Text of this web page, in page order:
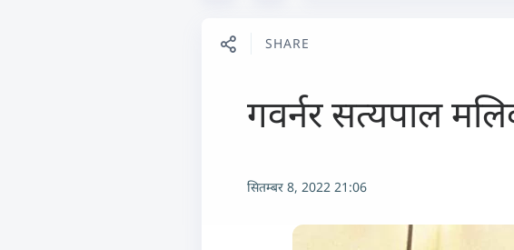
SHARE
गवर्नर सत्यपाल
सितम्बर 8, 2022 21:06